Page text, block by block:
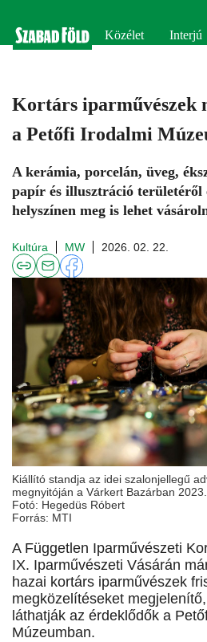
Közélet Interjú
Kortárs iparművészek
a Petőfi Irodalmi
A kerámia, porcelán, üveg,
papír és illusztráció területéről
helyszínen meg is lehet
Kultúra MW 2026. 02. 22.
Kiállító standja az idei szalonjellegű
megnyitóján a Várkert Bazárban
Fotó: Hegedüs Róbert
Forrás: MTI
A Független Iparművészeti
IX. Iparművészeti Vásárán
hazai kortárs iparművészek
megközelítéseket
láthatják az érdeklődők a
Múzeumban.